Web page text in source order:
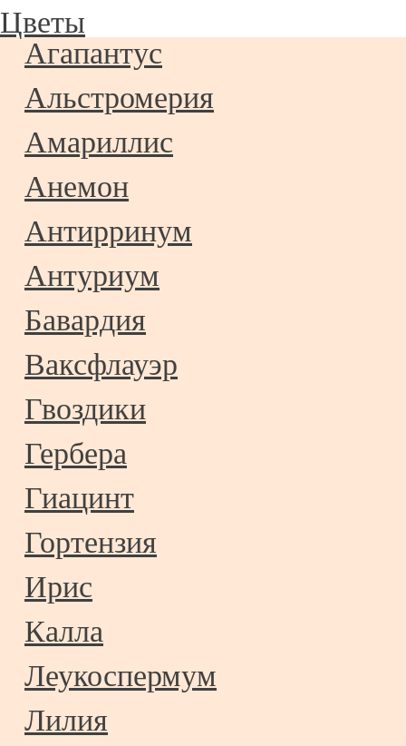
Цветы
Агапантус
Альстромерия
Амариллис
Анемон
Антирринум
Антуриум
Бавардия
Ваксфлауэр
Гвоздики
Гербера
Гиацинт
Гортензия
Ирис
Калла
Леукоспермум
Лилия